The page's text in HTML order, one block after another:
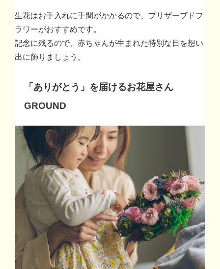
生花はお手入れに手間がかかるので、プリザーブドフ
ラワーがおすすめです。
記念に残るので、赤ちゃんが生まれた特別な日を想い
出に飾りましょう。
「ありがとう」を届けるお花屋さん
GROUND